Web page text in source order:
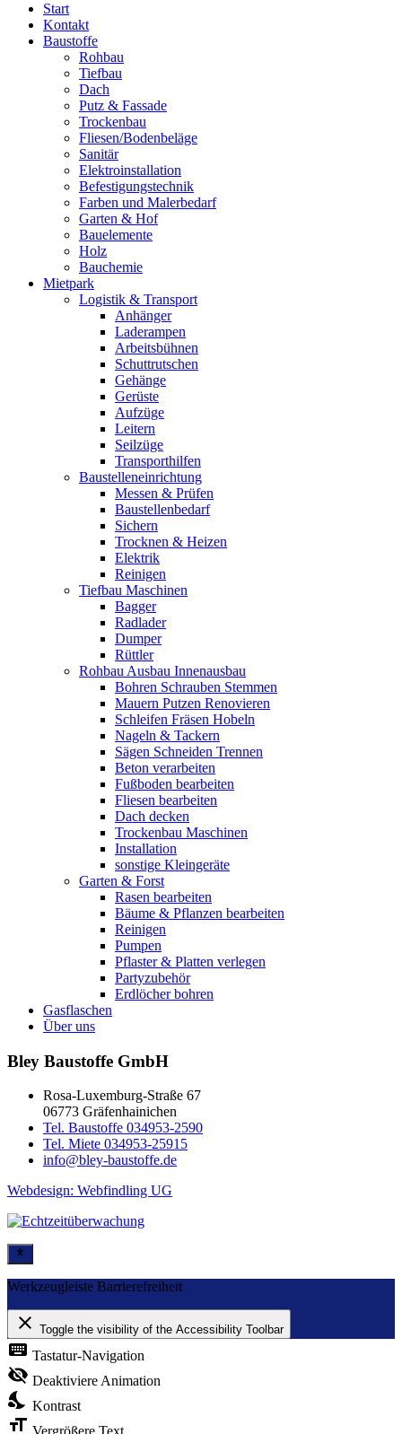
Start
Kontakt
Baustoffe
Rohbau
Tiefbau
Dach
Putz & Fassade
Trockenbau
Fliesen/Bodenbeläge
Sanitär
Elektroinstallation
Befestigungstechnik
Farben und Malerbedarf
Garten & Hof
Bauelemente
Holz
Bauchemie
Mietpark
Logistik & Transport
Anhänger
Laderampen
Arbeitsbühnen
Schuttrutschen
Gehänge
Gerüste
Aufzüge
Leitern
Seilzüge
Transporthilfen
Baustelleneinrichtung
Messen & Prüfen
Baustellenbedarf
Sichern
Trocknen & Heizen
Elektrik
Reinigen
Tiefbau Maschinen
Bagger
Radlader
Dumper
Rüttler
Rohbau Ausbau Innenausbau
Bohren Schrauben Stemmen
Mauern Putzen Renovieren
Schleifen Fräsen Hobeln
Nageln & Tackern
Sägen Schneiden Trennen
Beton verarbeiten
Fußboden bearbeiten
Fliesen bearbeiten
Dach decken
Trockenbau Maschinen
Installation
sonstige Kleingeräte
Garten & Forst
Rasen bearbeiten
Bäume & Pflanzen bearbeiten
Reinigen
Pumpen
Pflaster & Platten verlegen
Partyzubehör
Erdlöcher bohren
Gasflaschen
Über uns
Bley Baustoffe GmbH
Rosa-Luxemburg-Straße 67
06773 Gräfenhainichen
Tel. Baustoffe 034953-2590
Tel. Miete 034953-25915
info@bley-baustoffe.de
Webdesign: Webfindling UG
Werkzeugleiste Barrierefreiheit
close Toggle the visibility of the Accessibility Toolbar
keyboard Tastatur-Navigation
visibility_off Deaktiviere Animation
nights_stay Kontrast
format_size Vergrößere Text